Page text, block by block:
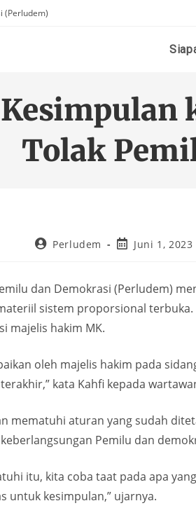
(Perludem)
Tolak
Perludem Juni 1, 2023
dan Demokrasi (Perludem)
sistem proporsional
majelis hakim MK.
oleh majelis hakim pada
kata Kahfi kepada
mematuhi aturan yang sudah
Pemilu dan
itu, kita coba taat pada apa
untuk kesimpulan,” ujarnya.